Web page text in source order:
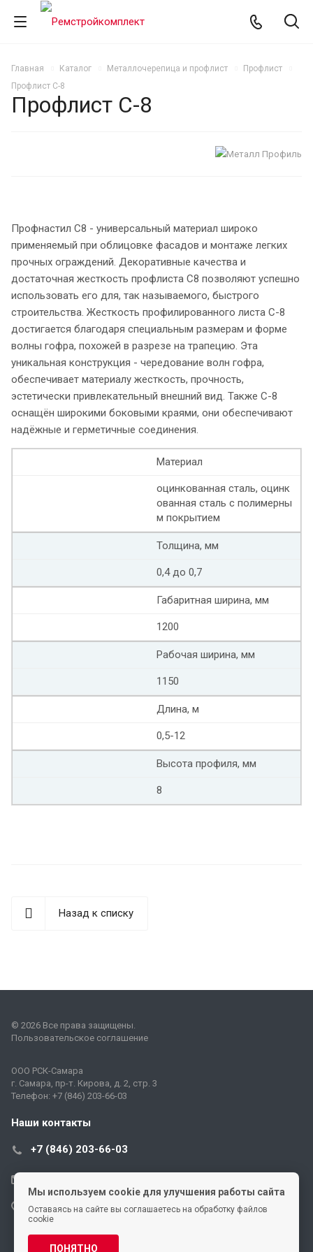
Главная Каталог Металлочерепица и профлист
Профлист
Профлист С-8
Профлист С-8
Профнастил С8 - универсальный материал широко
применяемый при облицовке фасадов и монтаже легких
прочных ограждений. Декоративные качества и
достаточная жесткость профлиста С8 позволяют успешно
использовать его для, так называемого, быстрого
строительства. Жесткость профилированного листа С-8
достигается благодаря специальным размерам и форме
волны гофра, похожей в разрезе на трапецию. Эта
уникальная конструкция - чередование волн гофра,
обеспечивает материалу жесткость, прочность,
эстетически привлекательный внешний вид. Также С-8
оснащён широкими боковыми краями, они обеспечивают
надёжные и герметичные соединения.
Материал
оцинкованная сталь, оцинк
ованная сталь с полимерны
м покрытием
Толщина, мм
0,4 до 0,7
Габаритная ширина, мм
1200
Рабочая ширина, мм
1150
Длина, м
0,5-12
Высота профиля, мм
8
Назад к списку
© 2026 Все права защищены.
Пользовательское соглашение
ООО РСК-Самара
г. Самара пр-т. Кирова, д. 2, стр. 3
Телефон: +7 (846) 203-66-03
Наши контакты
+7 (846) 203-66-03
г. Самара, пр-т Кирова, д. 2, стр. 3
Мы используем cookie для улучшения работы сайта
Оставаясь на сайте вы соглашаетесь на обработку файлов
cookie
ПОНЯТНО